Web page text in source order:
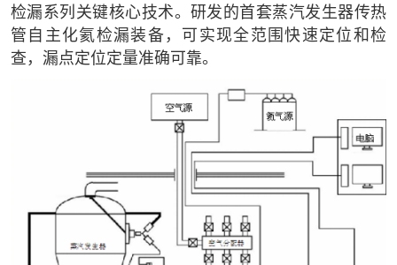
检漏系列关键核心技术。研发的首套蒸汽发生器传热
管自主化氦检漏装备，可实现全范围快速定位和检
查，漏点定位定量准确可靠。